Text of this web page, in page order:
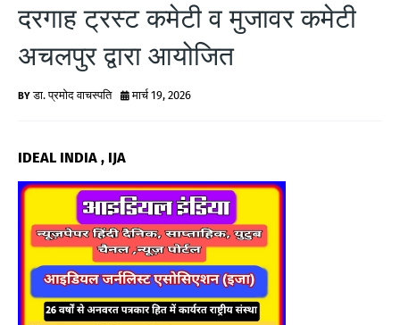
G
N
E
S
दरगाह ट्रस्ट कमेटी व मुजावर कमेटी
अचलपुर द्वारा आयोजित
डा. प्रमोद वाचस्पति मार्च 19, 2026
IDEAL INDIA , IJA